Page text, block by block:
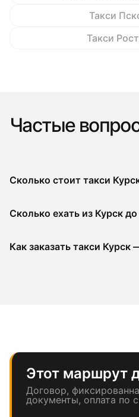
Такси
Такси
Частые
Сколько стоит такси
Сколько ехать из Курск
Как заказать такси Курск
Этот маршрут
Договор,
документы, оплата по